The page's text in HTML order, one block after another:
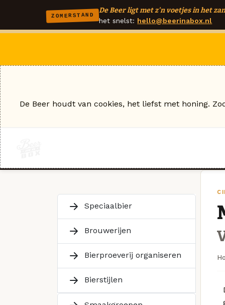
ZOMERSTAND
De Beer ligt met z'n voetjes in het
het snelst: hello@beerinabox.nl
Speciaalbier
Brouwerijen
Bierproeverij organiseren
Bierstijlen
De Beer houdt van cookies, het liefst met honing.